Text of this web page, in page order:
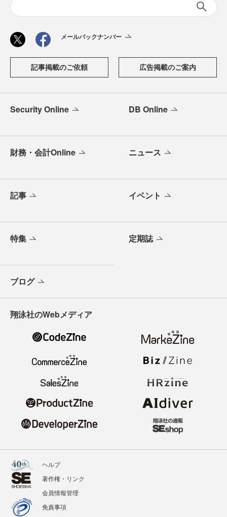
メールバックナンバー
記事掲載のご依頼 広告掲載のご案内
Security Online DB Online
財務・会計Online ニュース
記事 イベント
特集 定期誌
ブログ
翔泳社のWebメディア
ヘルプ
著作権・リンク
会員情報管理
免責事項